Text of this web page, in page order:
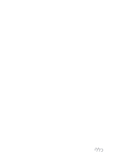
כללי